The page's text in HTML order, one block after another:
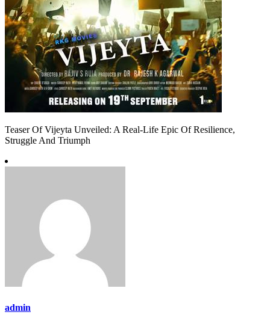
Teaser Of Vijeyta Unveiled: A Real-Life Epic Of Resilience,
Struggle And Triumph
admin